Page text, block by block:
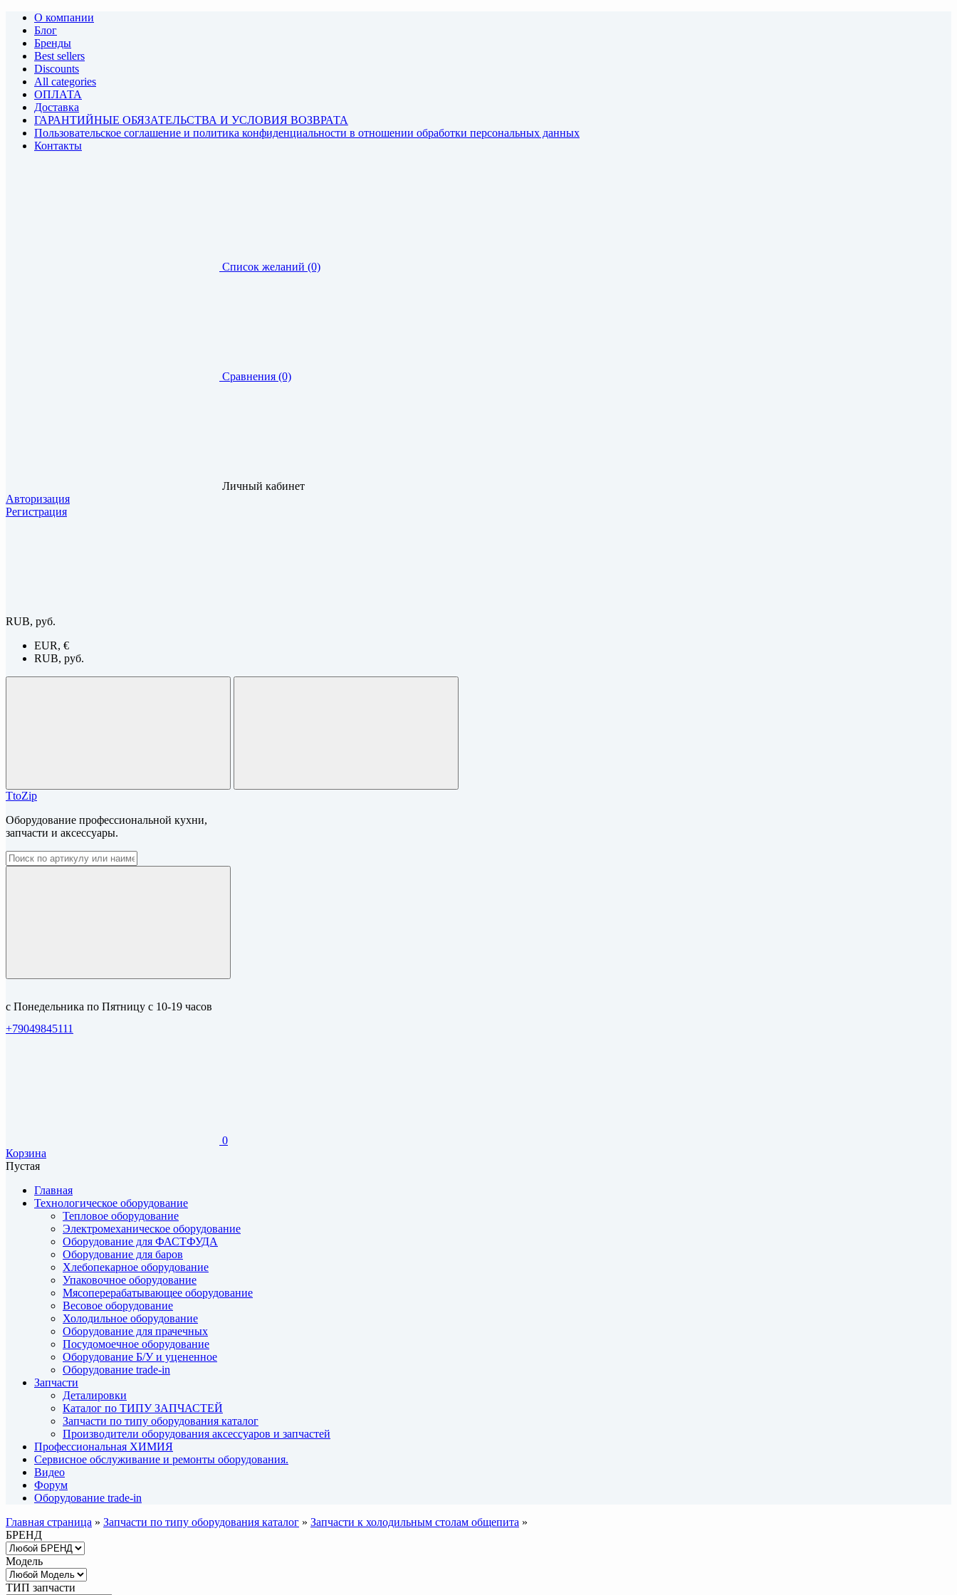
О компании
Блог
Бренды
Best sellers
Discounts
All categories
ОПЛАТА
Доставка
ГАРАНТИЙНЫЕ ОБЯЗАТЕЛЬСТВА И УСЛОВИЯ ВОЗВРАТА
Пользовательское соглашение и политика конфиденциальности в отношении обработки персональных данных
Контакты
Список желаний (0)
Сравнения (0)
Личный кабинет
Авторизация
Регистрация
RUB, руб.
EUR, €
RUB, руб.
TtoZip
Оборудование профессиональной кухни,
запчасти и аксессуары.
с Понедельника по Пятницу с 10-19 часов
+79049845111
0
Корзина
Пустая
Главная
Технологическое оборудование
Тепловое оборудование
Электромеханическое оборудование
Оборудование для ФАСТФУДА
Оборудование для баров
Хлебопекарное оборудование
Упаковочное оборудование
Мясоперерабатывающее оборудование
Весовое оборудование
Холодильное оборудование
Оборудование для прачечных
Посудомоечное оборудование
Оборудование Б/У и уцененное
Оборудование trade-in
Запчасти
Деталировки
Каталог по ТИПУ ЗАПЧАСТЕЙ
Запчасти по типу оборудования каталог
Производители оборудования аксессуаров и запчастей
Профессиональная ХИМИЯ
Сервисное обслуживание и ремонты оборудования.
Видео
Форум
Оборудование trade-in
Главная страница » Запчасти по типу оборудования каталог » Запчасти к холодильным столам общепита »
БРЕНД
Модель
ТИП запчасти